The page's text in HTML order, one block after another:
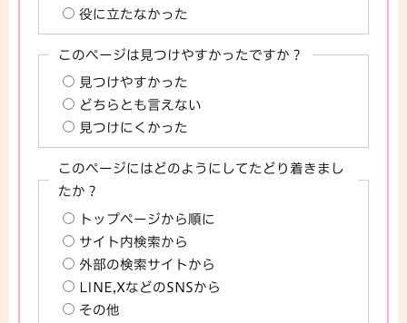
役に立たなかった
このページは見つけやすかったですか？
見つけやすかった
どちらとも言えない
見つけにくかった
このページにはどのようにしてたどり着きまし
たか？
トップページから順に
サイト内検索から
外部の検索サイトから
LINE,XなどのSNSから
その他